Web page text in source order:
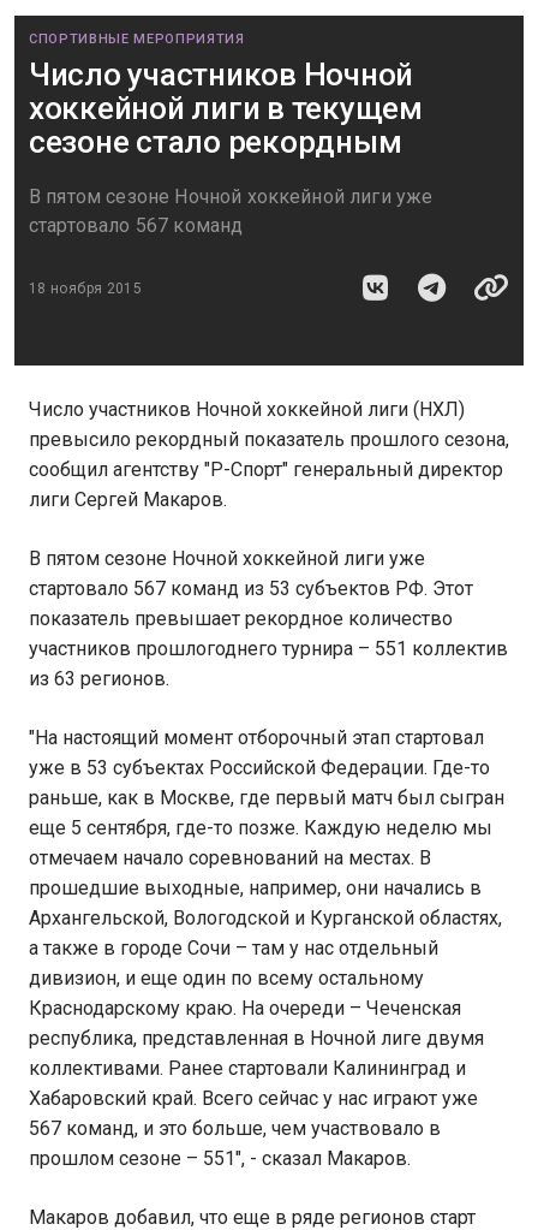
СПОРТИВНЫЕ МЕРОПРИЯТИЯ
Число участников Ночной
хоккейной лиги в текущем
сезоне стало рекордным
В пятом сезоне Ночной хоккейной лиги уже
стартовало 567 команд
18 ноября 2015
Число участников Ночной хоккейной лиги (НХЛ)
превысило рекордный показатель прошлого сезона,
сообщил агентству "Р-Спорт" генеральный директор
лиги Сергей Макаров.
В пятом сезоне Ночной хоккейной лиги уже
стартовало 567 команд из 53 субъектов РФ. Этот
показатель превышает рекордное количество
участников прошлогоднего турнира – 551 коллектив
из 63 регионов.
"На настоящий момент отборочный этап стартовал
уже в 53 субъектах Российской Федерации. Где-то
раньше, как в Москве, где первый матч был сыгран
еще 5 сентября, где-то позже. Каждую неделю мы
отмечаем начало соревнований на местах. В
прошедшие выходные, например, они начались в
Архангельской, Вологодской и Курганской областях,
а также в городе Сочи – там у нас отдельный
дивизион, и еще один по всему остальному
Краснодарскому краю. На очереди – Чеченская
республика, представленная в Ночной лиге двумя
коллективами. Ранее стартовали Калининград и
Хабаровский край. Всего сейчас у нас играют уже
567 команд, и это больше, чем участвовало в
прошлом сезоне – 551", - сказал Макаров.
Макаров добавил, что еще в ряде регионов старт